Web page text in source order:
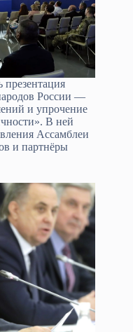
презентация
России —
и упрочение
В ней
Ассамблеи
и партнёры